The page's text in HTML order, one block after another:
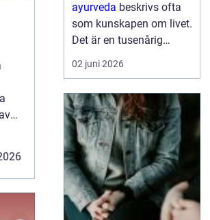
ayurveda beskrivs ofta
som kunskapen om livet.
Det är en tusenårig
tradition som väver
samman kropp, sinne
stället för att bara
dämpa symptom
försöker ayurvedan
förstå varför v...
02 juni 2026